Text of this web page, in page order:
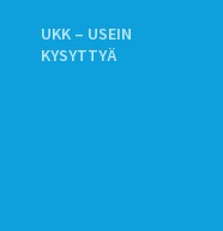
UKK – USEIN
KYSYTTYÄ